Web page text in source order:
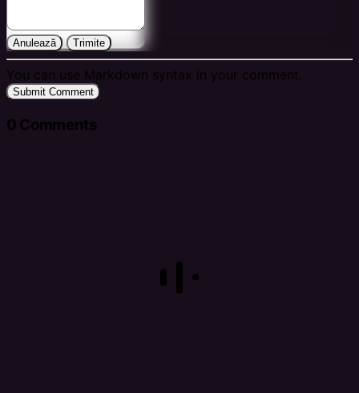
Anulează Trimite
You can use Markdown syntax in your comment.
Submit Comment
0 Comments